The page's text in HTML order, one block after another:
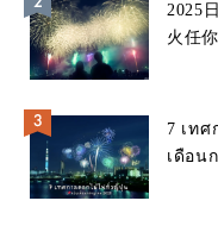
2025日本
火任
7 เท
เดือน